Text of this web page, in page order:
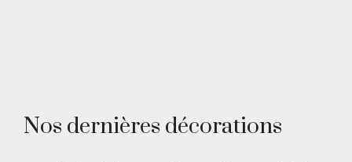
Nos dernières décorations